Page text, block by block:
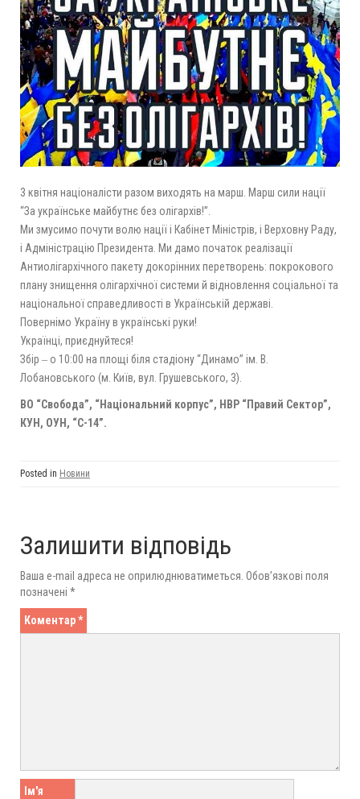
3 квітня націоналісти разом виходять на марш. Марш сили нації
“За українське майбутнє без олігархів!”.
Ми змусимо почути волю нації і Кабінет Міністрів, і Верховну Раду,
і Адміністрацію Президента. Ми дамо початок реалізації
Антиолігархічного пакету докорінних перетворень: покрокового
плану знищення олігархічної системи й відновлення соціальної та
національної справедливості в Українській державі.
Повернімо Україну в українські руки!
Українці, приєднуйтеся!
Збір ‒ о 10:00 на площі біля стадіону “Динамо” ім. В.
Лобановського (м. Київ, вул. Грушевського, 3).
ВО “Свобода”, “Національний корпус”, НВР “Правий Сектор”,
КУН, ОУН, “С-14”.
Posted in Новини
Залишити відповідь
Ваша e-mail адреса не оприлюднюватиметься. Обов’язкові поля
позначені *
Коментар*
Ім'я